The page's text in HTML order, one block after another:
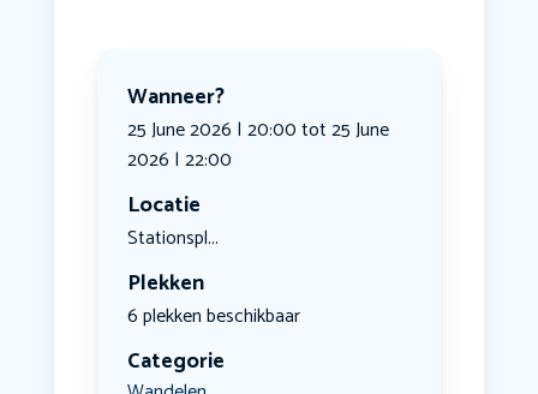
Wanneer?
25 June 2026 | 20:00 tot 25 June
2026 | 22:00
Locatie
Stationspl...
Plekken
6 plekken beschikbaar
Categorie